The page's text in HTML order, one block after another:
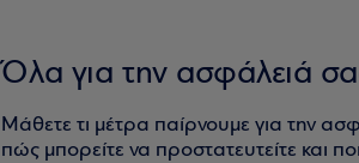
Όλα για την ασφάλειά
Μάθετε τι μέτρα παίρνουμε για την
πώς μπορείτε να προστατευτείτε και